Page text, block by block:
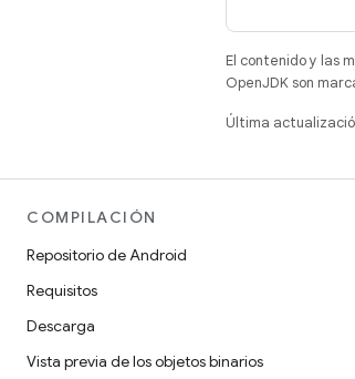
El contenido y las
OpenJDK son
Última
COMPILACIÓN
Repositorio de Android
Requisitos
Descarga
Vista previa de los objetos binarios